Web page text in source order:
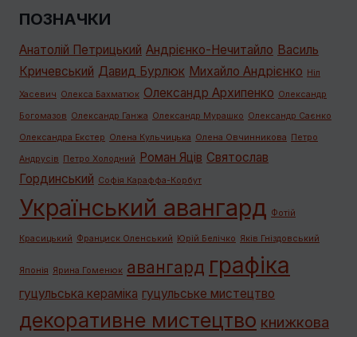
ПОЗНАЧКИ
Анатолій Петрицький Андрієнко-Нечитайло Василь
Кричевський Давид Бурлюк Михайло Андрієнко Ніл
Хасевич Олекса Бахматюк Олександр Архипенко Олександр
Богомазов Олександр Ганжа Олександр Мурашко Олександр Саєнко
Олександра Екстер Олена Кульчицька Олена Овчинникова Петро
Андрусів Петро Холодний Роман Яців Святослав
Гординський Софія Караффа-Корбут
Український авангард Фотій
Красицький Франциск Оленський Юрій Белічко Яків Гніздовський
Японія Ярина Гоменюк авангард графiка
гуцульська кераміка гуцульське мистецтво
декоративне мистецтво книжкова